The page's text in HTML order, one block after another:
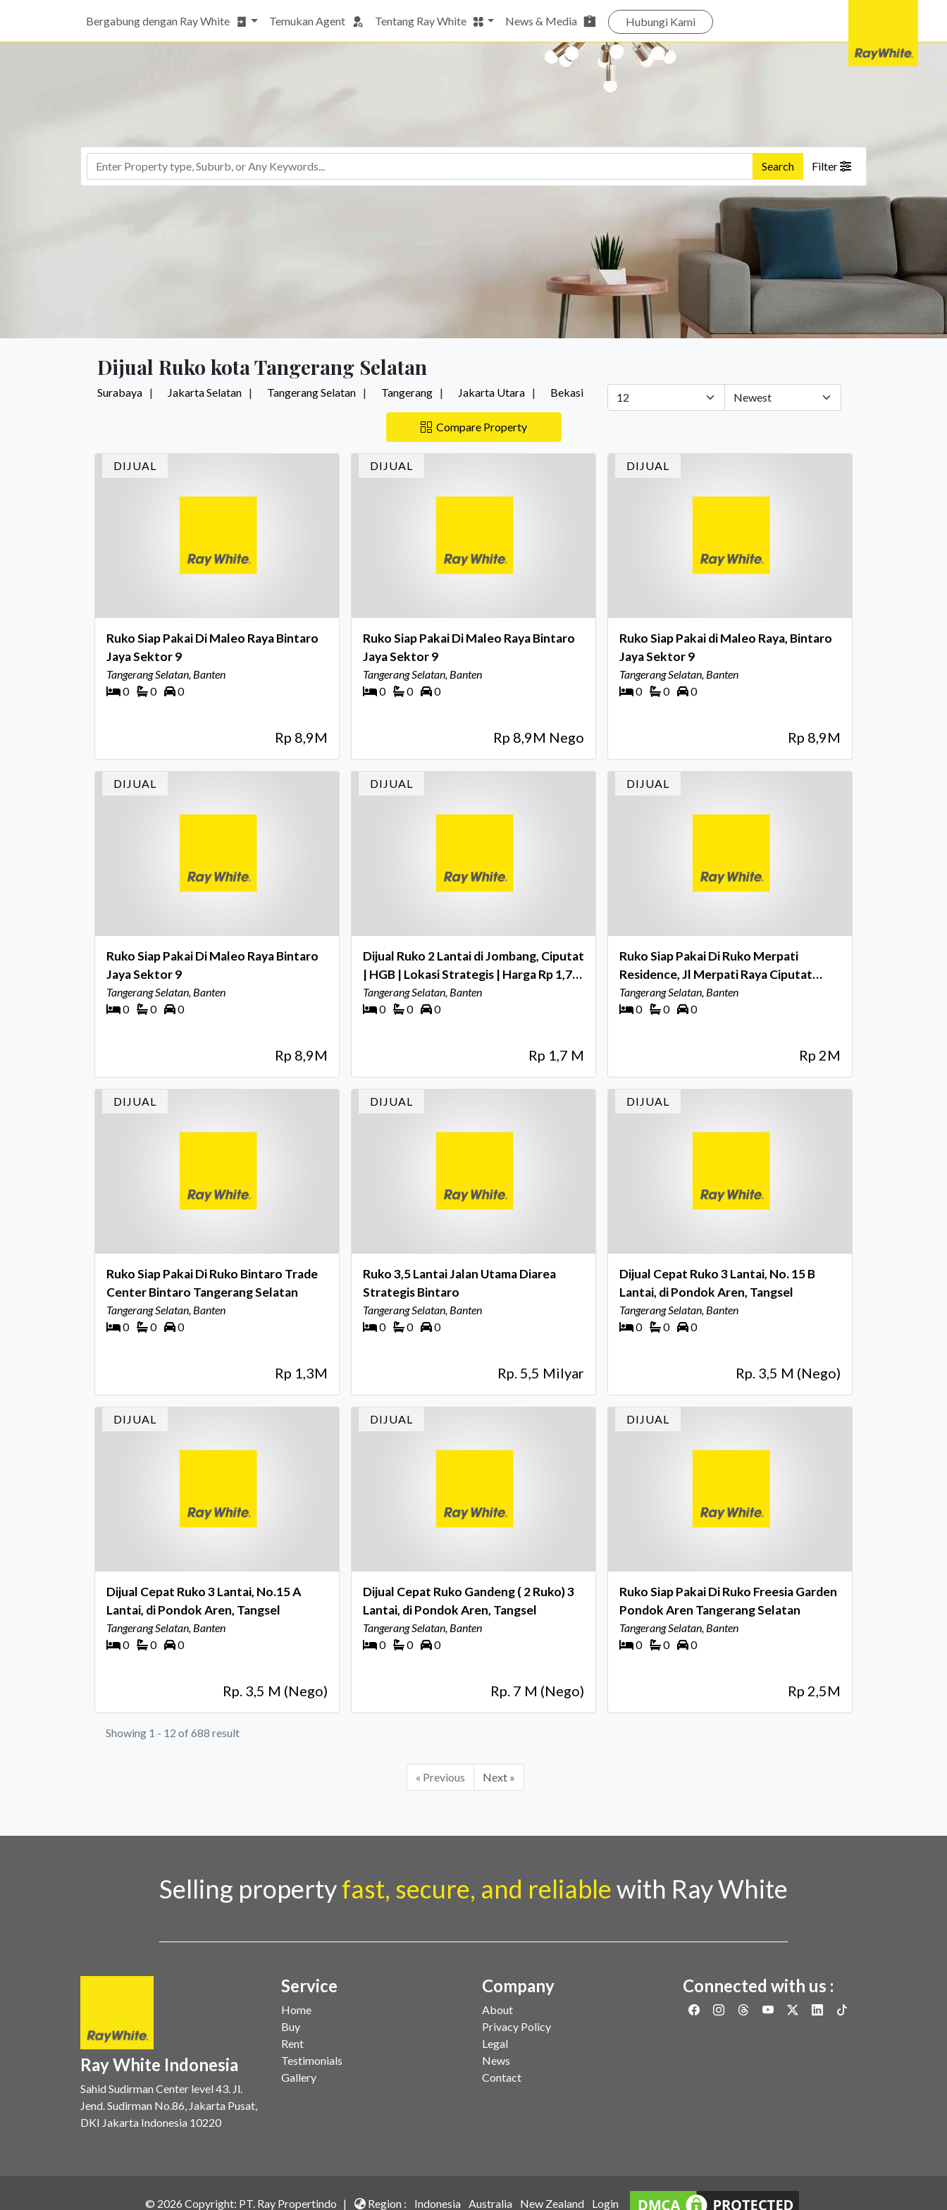
Bergabung dengan Ray White Temukan Agent Tentang Ray White News & Media Hubungi Kami
Search Filter
Dijual Ruko kota Tangerang Selatan
Surabaya Jakarta Selatan Tangerang Selatan Tangerang Jakarta Utara Bekasi
Compare Property
DIJUAL
Ruko Siap Pakai Di Maleo Raya Bintaro
Jaya Sektor 9
Tangerang Selatan, Banten
0
0 0
Rp 8,9M
DIJUAL
Ruko Siap Pakai Di Maleo Raya Bintaro
Jaya Sektor 9
Tangerang Selatan, Banten
0
0 0
Rp 8,9M Nego
DIJUAL
Ruko Siap Pakai di Maleo Raya, Bintaro
Jaya Sektor 9
Tangerang Selatan, Banten
0
0 0
Rp 8,9M
DIJUAL
Ruko Siap Pakai Di Maleo Raya Bintaro
Jaya Sektor 9
Tangerang Selatan, Banten
0
0 0
Rp 8,9M
DIJUAL
Dijual Ruko 2 Lantai di Jombang, Ciputat
| HGB | Lokasi Strategis | Harga Rp 1,7
Miliar
Tangerang Selatan, Banten
0
0 0
Rp 1,7 M
DIJUAL
Ruko Siap Pakai Di Ruko Merpati
Residence, Jl Merpati Raya Ciputat
Tangerang Selatan
Tangerang Selatan, Banten
0
0 0
Rp 2M
DIJUAL
Ruko Siap Pakai Di Ruko Bintaro Trade
Center Bintaro Tangerang Selatan
Tangerang Selatan, Banten
0
0 0
Rp 1,3M
DIJUAL
Ruko 3,5 Lantai Jalan Utama Diarea
Strategis Bintaro
Tangerang Selatan, Banten
0
0 0
Rp. 5,5 Milyar
DIJUAL
Dijual Cepat Ruko 3 Lantai, No. 15 B
Lantai, di Pondok Aren, Tangsel
Tangerang Selatan, Banten
0
0 0
Rp. 3,5 M (Nego)
DIJUAL
Dijual Cepat Ruko 3 Lantai, No.15 A
Lantai, di Pondok Aren, Tangsel
Tangerang Selatan, Banten
0
0 0
Rp. 3,5 M (Nego)
DIJUAL
Dijual Cepat Ruko Gandeng ( 2 Ruko) 3
Lantai, di Pondok Aren, Tangsel
Tangerang Selatan, Banten
0
0 0
Rp. 7 M (Nego)
DIJUAL
Ruko Siap Pakai Di Ruko Freesia Garden
Pondok Aren Tangerang Selatan
Tangerang Selatan, Banten
0
0 0
Rp 2,5M
Showing 1 - 12 of 688 result
« Previous Next »
Selling propertyfast, secure, and reliablewith Ray White
Ray White Indonesia
Sahid Sudirman Center level 43. Jl.
Jend. Sudirman No.86, Jakarta Pusat,
DKI Jakarta Indonesia 10220
Service
Home
Buy
Rent
Testimonials
Gallery
Company
About
Privacy Policy
Legal
News
Contact
Connected with us :
© 2026 Copyright: PT. Ray Propertindo | Region : Indonesia Australia New Zealand Login